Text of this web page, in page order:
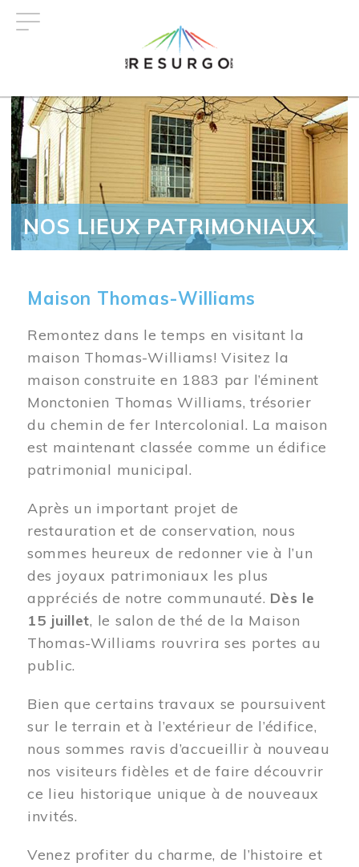
NOS LIEUX PATRIMONIAUX
Maison Thomas-Williams
Remontez dans le temps en visitant la
maison Thomas-Williams! Visitez la
maison construite en 1883 par l’éminent
Monctonien Thomas Williams, trésorier
du chemin de fer Intercolonial. La maison
est maintenant classée comme un édifice
patrimonial municipal.
Après un important projet de
restauration et de conservation, nous
sommes heureux de redonner vie à l’un
des joyaux patrimoniaux les plus
appréciés de notre communauté. Dès le
15 juillet, le salon de thé de la Maison
Thomas-Williams rouvrira ses portes au
public.
Bien que certains travaux se poursuivent
sur le terrain et à l’extérieur de l’édifice,
nous sommes ravis d’accueillir à nouveau
nos visiteurs fidèles et de faire découvrir
ce lieu historique unique à de nouveaux
invités.
Venez profiter du charme, de l’histoire et